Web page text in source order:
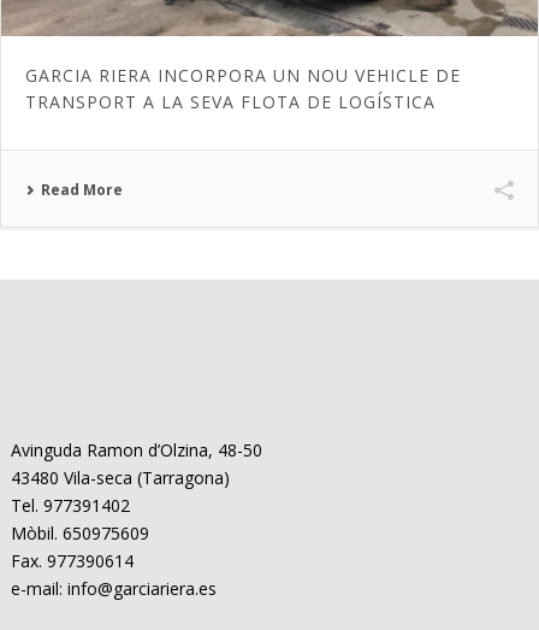
GARCIA RIERA INCORPORA UN NOU VEHICLE DE
TRANSPORT A LA SEVA FLOTA DE LOGÍSTICA
Read More
Avinguda Ramon d’Olzina, 48-50
43480 Vila-seca (Tarragona)
Tel. 977391402
Mòbil. 650975609
Fax. 977390614
e-mail: info@garciariera.es